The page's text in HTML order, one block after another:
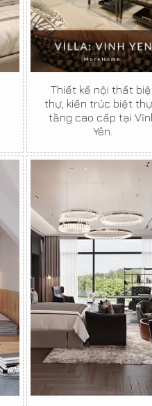
Thiết kế nội thất
thự, kiến trúc biệt
tầng cao cấp tại
Yên.